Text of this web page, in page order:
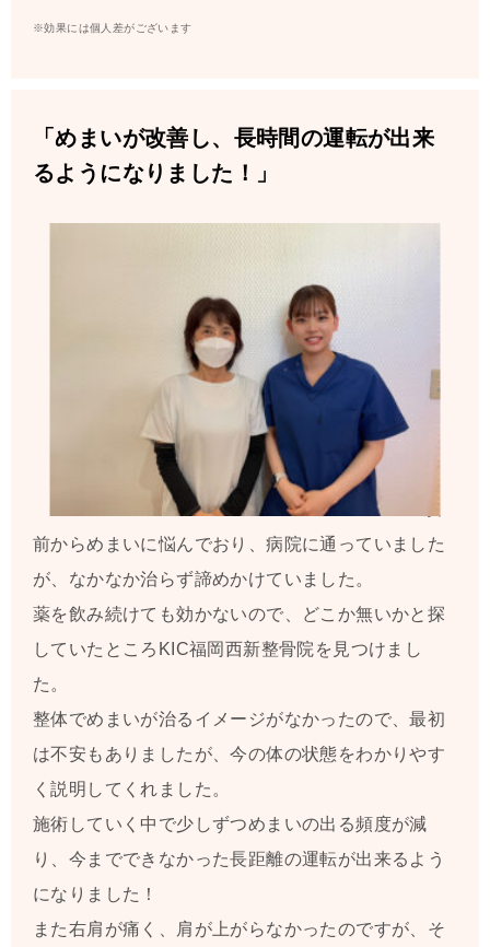
※効果には個人差がございます
「めまいが改善し、長時間の運転が出来
るようになりました！」
前からめまいに悩んでおり、病院に通っていました
が、なかなか治らず諦めかけていました。
薬を飲み続けても効かないので、どこか無いかと探
していたところKIC福岡西新整骨院を見つけまし
た。
整体でめまいが治るイメージがなかったので、最初
は不安もありましたが、今の体の状態をわかりやす
く説明してくれました。
施術していく中で少しずつめまいの出る頻度が減
り、今までできなかった長距離の運転が出来るよう
になりました！
また右肩が痛く、肩が上がらなかったのですが、そ